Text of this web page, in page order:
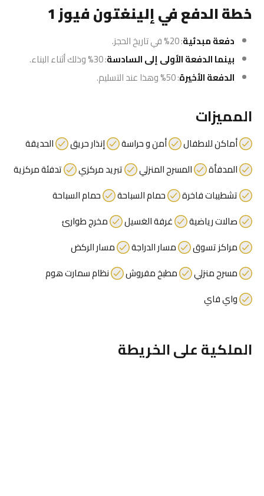
خطة الدفع في إلينغتون فيوز 1
دفعة مبدئية: 20% في تاريخ الحجز.
بينما الدفعة الأولى إلى السادسة: 30% وذلك أثناء البناء.
الدفعة الأخيرة: 50% وهذا عند التسليم.
المميزات
أماكن للاطفال أمن و حراسة إنذار حريق
الحديقة
المدفأة
المسرح المنزلي تبريد مركزي
تدفئة مركزية
تشطيبات فاخرة
حمام السباحة
حمام السباحة
صالات رياضية
غرفة الغسيل
مخرج طوارئ
مراكز تسوق
مسار الدراجة
مسار الركض
مسرح منزلي
مطبخ مفروش
نظام سمارت هوم
واي فاي
الملكية على الخريطة